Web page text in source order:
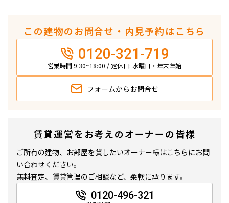
この建物のお問合せ・内見予約はこちら
0120-321-719
営業時間 9:30~18:00 / 定休日: 水曜日・年末年始
フォームから お問合せ
賃貸運営をお考えのオーナーの皆様
ご所有の建物、お部屋を貸したいオーナー様はこちらにお問
い合わせください。
無料査定、賃貸管理のご相談など、柔軟に承ります。
0120-496-321